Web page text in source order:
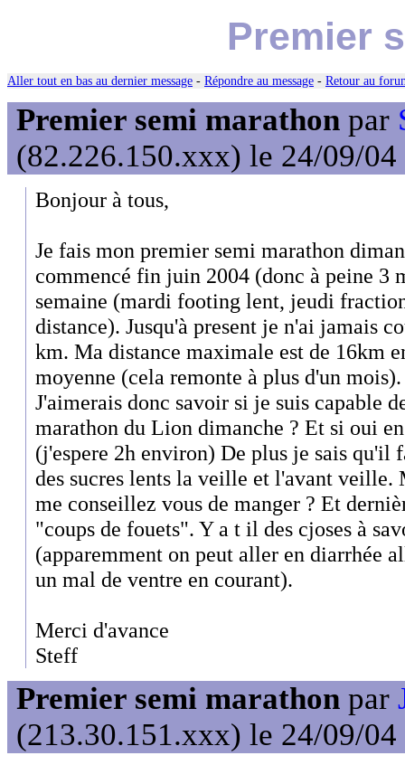
Premier
Aller tout en bas au dernier message - Répondre au message - Retour au
Premier semi marathon par
(82.226.150.xxx) le 24/09/04
Bonjour à tous,
Je fais mon premier semi marathon
commencé fin juin 2004 (donc à peine 3
semaine (mardi footing lent, jeudi
distance). Jusqu'à present je n'ai jamais
km. Ma distance maximale est de 16km
moyenne (cela remonte à plus d'un mois).
J'aimerais donc savoir si je suis capable
marathon du Lion dimanche ? Et si oui
(j'espere 2h environ) De plus je sais qu'il
des sucres lents la veille et l'avant veille.
me conseillez vous de manger ? Et
"coups de fouets". Y a t il des cjoses à
(apparemment on peut aller en diarrhée
un mal de ventre en courant).
Merci d'avance
Steff
Premier semi marathon par
(213.30.151.xxx) le 24/09/04